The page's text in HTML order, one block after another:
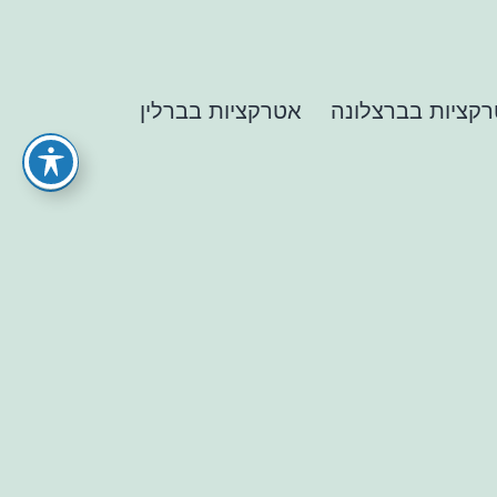
בברצלונה אטרקציות בברלין